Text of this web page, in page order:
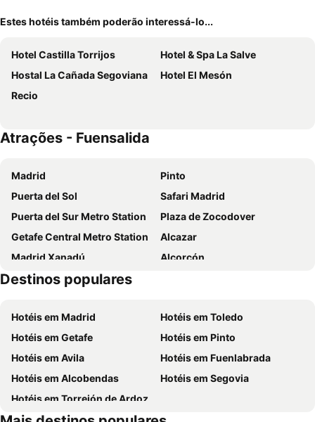
Estes hotéis também poderão interessá-lo...
Hotel Castilla Torrijos
Hotel & Spa La Salve
Hostal La Cañada Segoviana
Hotel El Mesón
Recio
Atrações - Fuensalida
Madrid
Pinto
Puerta del Sol
Safari Madrid
Puerta del Sur Metro Station
Plaza de Zocodover
Getafe Central Metro Station
Alcazar
Madrid Xanadú
Alcorcón
Mosteiro de São Juan de los Reyes
Universidad Rey Juan Carlos Metro Station
Alcorcón Central Metro Station
Aquaspa Valdemoro
Universidad Carlos III de Madrid
La Cubierta
Castillo de San Servando
Iglesia de Santa María de los Alcáceres
Carnaval de La Puebla de Montalbán
Circo Romano
Destinos populares
Hotéis em Madrid
Hotéis em Toledo
Hotéis em Getafe
Hotéis em Pinto
Hotéis em Avila
Hotéis em Fuenlabrada
Hotéis em Alcobendas
Hotéis em Segovia
Hotéis em Torrejón de Ardoz